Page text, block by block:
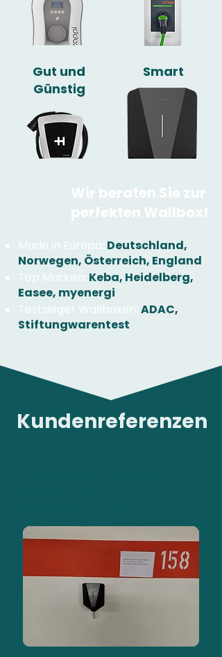
Gut und
Günstig
Smart
Wir beraten Sie zur
perfekten Wallbox!
Made in Europa: Deutschland,
Norwegen, Österreich, England
Top Marken: Keba, Heidelberg,
Easee, myenergi
Testsieger Wallboxen:ADAC,
Stiftungwarentest
Kundenreferenzen